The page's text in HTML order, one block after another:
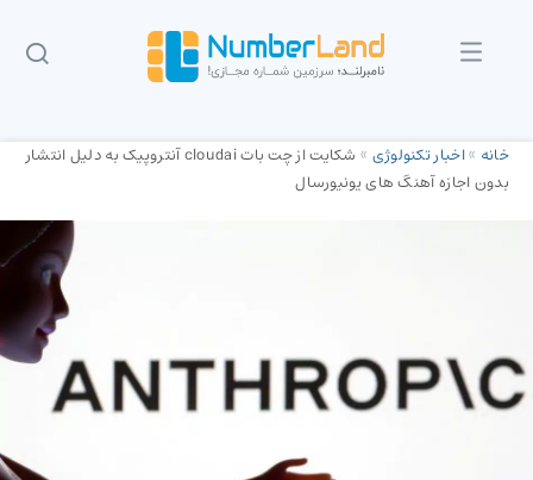
خانه »اخبار تکنولوژی »
شکایت از چت بات cloudai آنتروپیک به دلیل انتشار
بدون اجازه آهنگ های یونیورسال